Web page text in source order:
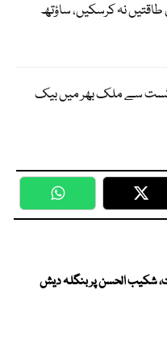
طاقتیں نہ کرسکیں، ساؤتھ
اسلامی کا 16 اگست سے ملک بھر میں بیک
WhatsApp
شکیب الحسن پر بنگلہ دیش